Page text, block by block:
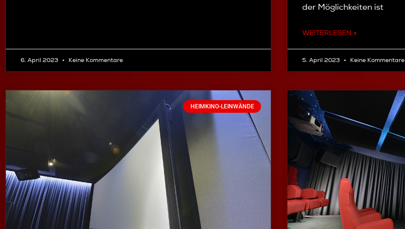
6. April 2023 Keine Kommentare
der Möglichkeiten ist
WEITERLESEN »
5. April 2023 Keine Kommentare
HEIMKINO-LEINWÄNDE